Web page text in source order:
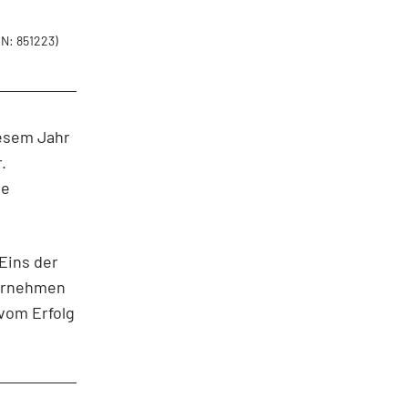
851223)
Jahr
der
Erfolg